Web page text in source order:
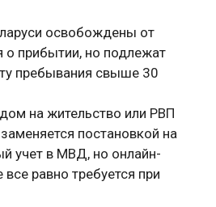
освобождены от
о прибытии, но подлежат
пребывания свыше 30
на жительство или РВП
постановкой на
учет в МВД, но онлайн-
равно требуется при